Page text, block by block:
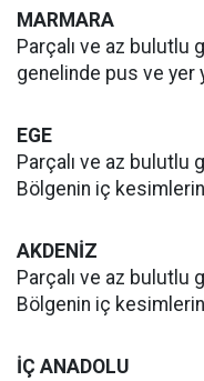
MARMARA
Parçalı ve az bulutlu
genelinde pus ve yer
EGE
Parçalı ve az bulutlu
Bölgenin iç
AKDENİZ
Parçalı ve az bulutlu
Bölgenin iç
İÇ ANADOLU